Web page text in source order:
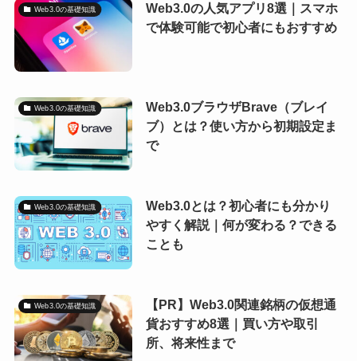
Web3.0の基礎知識
Web3.0の人気アプリ8選｜スマホ
で体験可能で初心者にもおすすめ
Web3.0の基礎知識
Web3.0ブラウザBrave（ブレイ
ブ）とは？使い方から初期設定ま
で
Web3.0の基礎知識
Web3.0とは？初心者にも分かり
やすく解説｜何が変わる？できる
ことも
Web3.0の基礎知識
【PR】Web3.0関連銘柄の仮想通
貨おすすめ8選｜買い方や取引
所、将来性まで